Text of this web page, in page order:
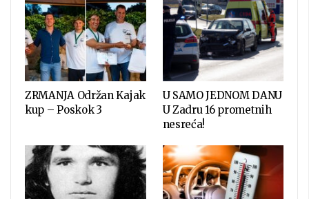
ZRMANJA Održan Kajak
kup – Poskok 3
U SAMO JEDNOM DANU
U Zadru 16 prometnih
nesreća!